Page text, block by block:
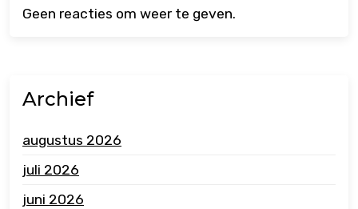
Geen reacties om weer te geven.
Archief
augustus 2026
juli 2026
juni 2026